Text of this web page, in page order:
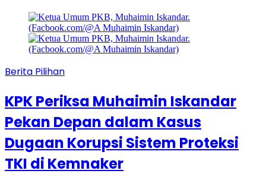
Berita Pilihan
KPK Periksa Muhaimin Iskandar
Pekan Depan dalam Kasus
Dugaan Korupsi Sistem Proteksi
TKI di Kemnaker